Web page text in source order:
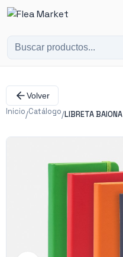
Volver
Inicio/Catálogo/LIBRETA BAIONA